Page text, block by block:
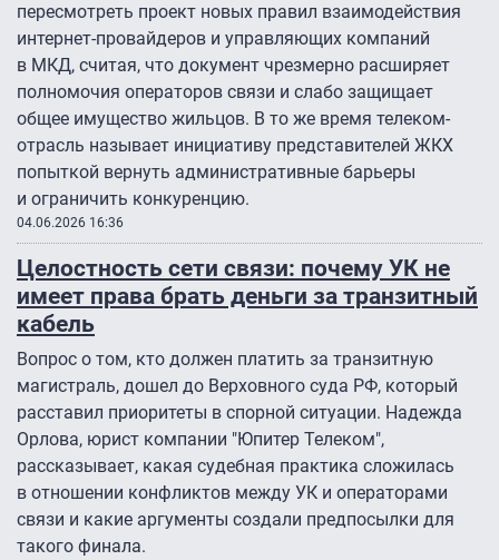
пересмотреть проект новых правил взаимодействия
интернет-провайдеров и управляющих компаний
в МКД, считая, что документ чрезмерно расширяет
полномочия операторов связи и слабо защищает
общее имущество жильцов. В то же время телеком-
отрасль называет инициативу представителей ЖКХ
попыткой вернуть административные барьеры
и ограничить конкуренцию.
04.06.2026 16:36
Целостность сети связи: почему УК не
имеет права брать деньги за транзитный
кабель
Вопрос о том, кто должен платить за транзитную
магистраль, дошел до Верховного суда РФ, который
расставил приоритеты в спорной ситуации. Надежда
Орлова, юрист компании "Юпитер Телеком",
рассказывает, какая судебная практика сложилась
в отношении конфликтов между УК и операторами
связи и какие аргументы создали предпосылки для
такого финала.